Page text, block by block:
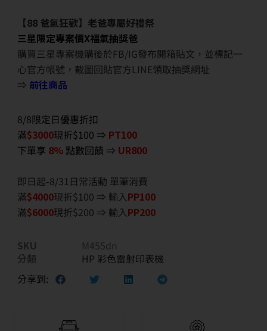
【88 爸氣狂歡】老爸專屬好禮祭
三星限定專案價X福氣抽獎爸
購買三星專案機購後於FB/IG發布開箱貼文，並標記一
心官方帳號，截圖回貼官方LINE領取抽獎網址
⇒ 前往商品
8/8限定日優惠折扣
滿$3000現折$100 ⇒ PT100
下單享 8% 點數回饋 ⇒ UR800
即日起-8/31日常活動 單筆消費
滿$4000現折$100 ⇒ 輸入PP100
滿$6000現折$200 ⇒ 輸入PP200
SKU
M455dn
分類
HP 彩色雷射印表機
分享到: